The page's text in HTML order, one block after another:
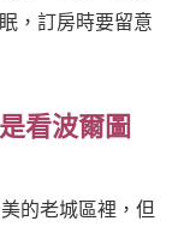
，訂房時要留意
看波爾圖
的老城區裡，但